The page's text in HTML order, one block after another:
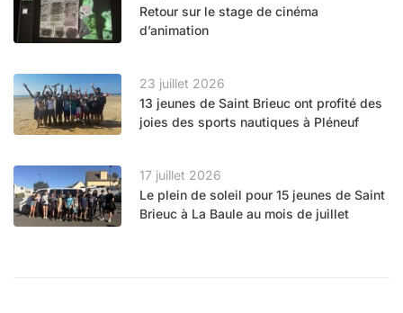
Retour sur le stage de cinéma
d’animation
23 juillet 2026
13 jeunes de Saint Brieuc ont profité des
joies des sports nautiques à Pléneuf
17 juillet 2026
Le plein de soleil pour 15 jeunes de Saint
Brieuc à La Baule au mois de juillet